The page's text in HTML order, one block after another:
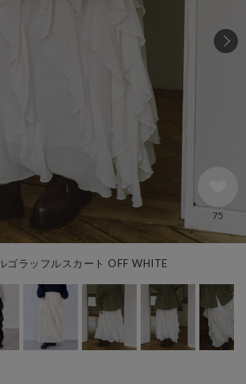
ゴラッフルスカート OFF WHITE
75